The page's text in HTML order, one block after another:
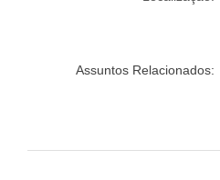
Assuntos Relacionados: